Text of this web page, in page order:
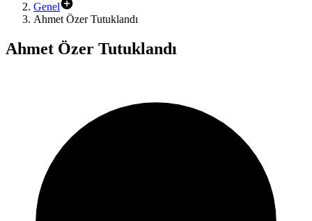
Genel
Ahmet Özer Tutuklandı
Ahmet Özer Tutuklandı